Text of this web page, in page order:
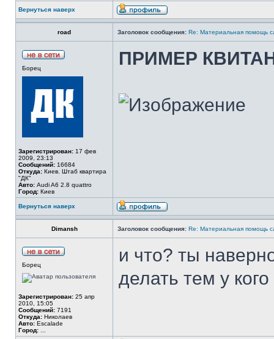
Вернуться наверх
road Заголовок сообщения: Re: Материальная помощь
Борец
Зарегистрирован: 17 фев
2009, 23:13
Сообщений: 16684
Откуда: Киев. Штаб квартира
"ДК"
Авто: Audi A6 2.8 quattro
Город: Киев
ПРИМЕР
Вернуться наверх
Dimansh Заголовок сообщения: Re: Материальная помощь
Борец
Зарегистрирован: 25 апр
2010, 15:05
Сообщений: 7191
Откуда: Николаев
Авто: Escalade
Город:
и что? ты
делать тем у